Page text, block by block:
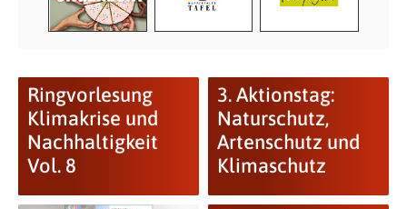
Ringvorlesung
Klimakrise und
Nachhaltigkeit
Vol. 8
3. Aktionstag:
Naturschutz,
Artenschutz und
Klimaschutz